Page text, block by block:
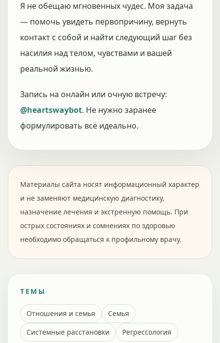
Я не обещаю мгновенных чудес. Моя задача
— помочь увидеть первопричину, вернуть
контакт с собой и найти следующий шаг без
насилия над телом, чувствами и вашей
реальной жизнью.
Запись на онлайн или очную встречу:
@heartswaybot. Не нужно заранее
формулировать всё идеально.
Материалы сайта носят информационный характер
и не заменяют медицинскую диагностику,
назначение лечения и экстренную помощь. При
острых состояниях и сомнениях по здоровью
необходимо обращаться к профильному врачу.
ТЕМЫ
Отношения и семья
Семья
Системные расстановки
Регрессология